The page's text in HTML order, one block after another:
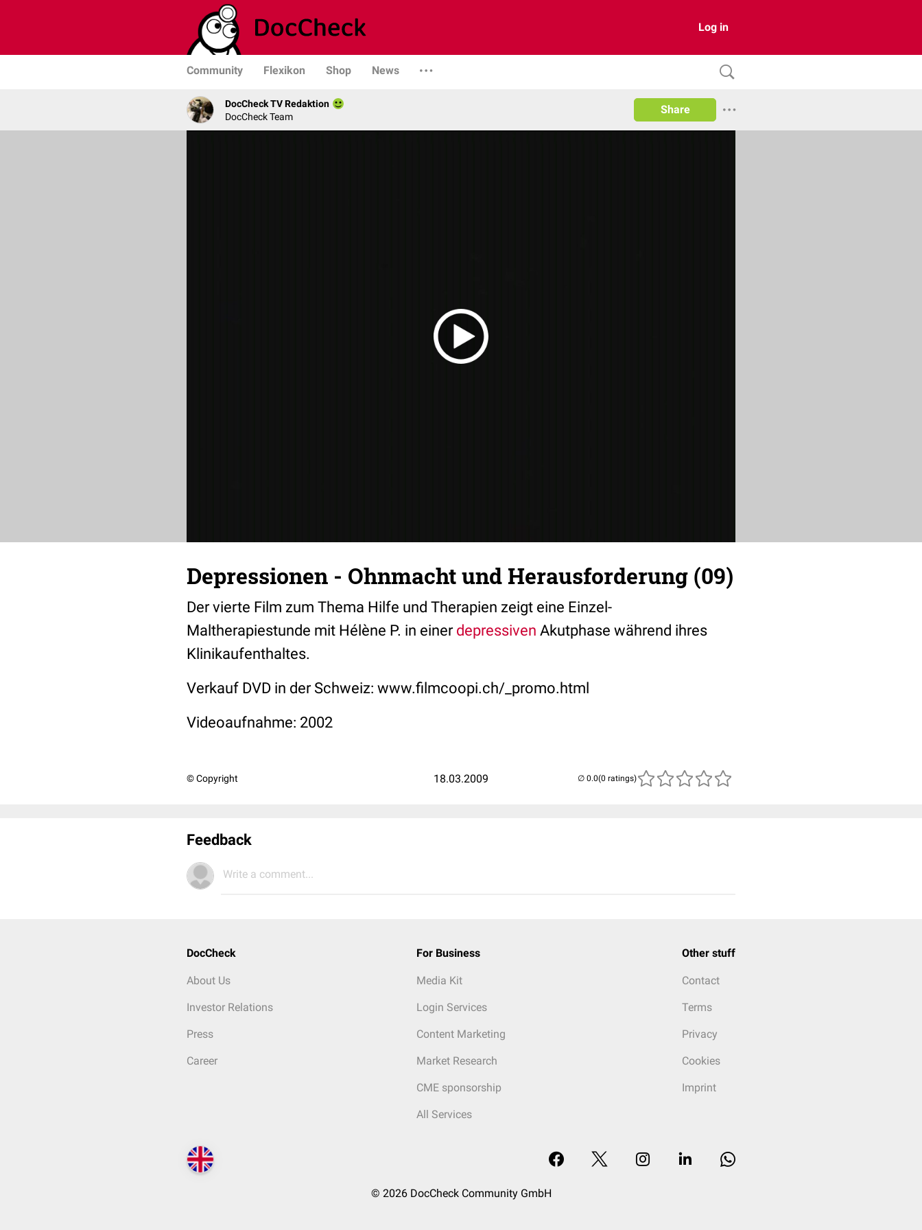
Log in
Community Flexikon Shop News
DocCheck TV Redaktion
DocCheck Team
Share
Depressionen - Ohnmacht und Herausforderung (09)
Der vierte Film zum Thema Hilfe und Therapien zeigt eine Einzel-
Maltherapiestunde mit Hélène P. in einer depressiven Akutphase während ihres
Klinikaufenthaltes.
Verkauf DVD in der Schweiz: www.filmcoopi.ch/_promo.html
Videoaufnahme: 2002
© Copyright 18.03.2009 (0 ratings)
Feedback
Write a comment...
DocCheck
About Us
Investor Relations
Press
Career
For Business
Media Kit
Login Services
Content Marketing
Market Research
CME sponsorship
All Services
Other stuff
Contact
Terms
Privacy
Cookies
Imprint
© 2026 DocCheck Community GmbH